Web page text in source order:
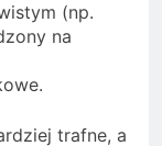
(np.
na
trafne, a